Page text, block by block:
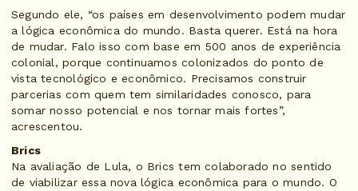
Segundo ele, “os países em desenvolvimento podem mudar
a lógica econômica do mundo. Basta querer. Está na hora
de mudar. Falo isso com base em 500 anos de experiência
colonial, porque continuamos colonizados do ponto de
vista tecnológico e econômico. Precisamos construir
parcerias com quem tem similaridades conosco, para
somar nosso potencial e nos tornar mais fortes”,
acrescentou.
Brics
Na avaliação de Lula, o Brics tem colaborado no sentido
de viabilizar essa nova lógica econômica para o mundo. O